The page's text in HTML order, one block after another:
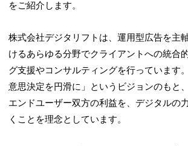
をご紹介します。
株式会社デジタリフトは、運用型広告を主
けるあらゆる分野でクライアントへの統合
グ支援やコンサルティングを行っています
意思決定を円滑に」というビジョンのもと
エンドユーザー双方の利益を、デジタルの
くことを理念としています。